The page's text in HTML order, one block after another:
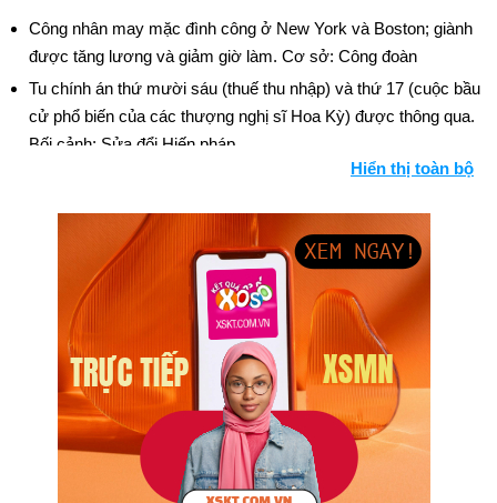
Công nhân may mặc đình công ở New York và Boston; giành
được tăng lương và giảm giờ làm. Cơ sở: Công đoàn
Tu chính án thứ mười sáu (thuế thu nhập) và thứ 17 (cuộc bầu
cử phổ biến của các thượng nghị sĩ Hoa Kỳ) được thông qua.
Bối cảnh: Sửa đổi Hiến pháp
Dự luật tạo Hệ thống Dự trữ Liên bang Hoa Kỳ trở thành luật.
Triển lãm Armory ở New York giới thiệu đến người Mỹ nghệ
thuật hiện đại của châu Âu cũng như Trường phái Ashcan của
Ngày sinh Tony Martin (25-12) trong lịch sử
Ngày 25-12 năm 1066:
William the Conqueror lên ngôi Vua
của Anh.
Ngày 25-12 năm 1776:Nhà khai quốc Hoa Kỳ, George
Washington đã vượt qua sông Delaware và khiến những
người Hessian kinh ngạc.
Hiển thị toàn bộ